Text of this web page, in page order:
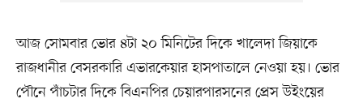
আজ সোমবার ভোর ৪টা ২০ মিনিটের দিকে খালেদা জিয়াকে
রাজধানীর বেসরকারি এভারকেয়ার হাসপাতালে নেওয়া হয়। ভোর
পৌনে পাঁচটার দিকে বিএনপির চেয়ারপারসনের প্রেস উইংয়ের